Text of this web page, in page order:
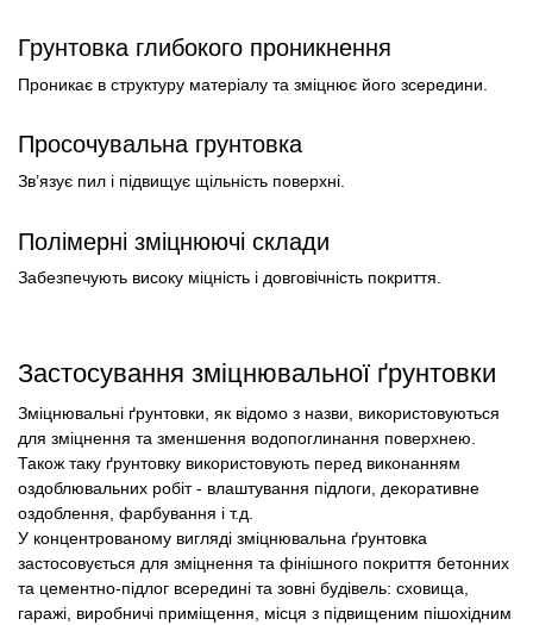
Грунтовка глибокого проникнення
Проникає в структуру матеріалу та зміцнює його зсередини.
Просочувальна грунтовка
Зв’язує пил і підвищує щільність поверхні.
Полімерні зміцнюючі склади
Забезпечують високу міцність і довговічність покриття.
Застосування зміцнювальної ґрунтовки
Зміцнювальні ґрунтовки, як відомо з назви, використовуються
для зміцнення та зменшення водопоглинання поверхнею.
Також таку ґрунтовку використовують перед виконанням
оздоблювальних робіт - влаштування підлоги, декоративне
оздоблення, фарбування і т.д.
У концентрованому вигляді зміцнювальна ґрунтовка
застосовується для зміцнення та фінішного покриття бетонних
та цементно-підлог всередині та зовні будівель: сховища,
гаражі, виробничі приміщення, місця з підвищеним пішохідним